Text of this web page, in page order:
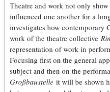
Theatre and work not only
influenced one another for a
investigates how contemporary
work of the theatre collective
representation of work in
Focusing first on the general
subject and then on the
Großbaustelle it will be shown